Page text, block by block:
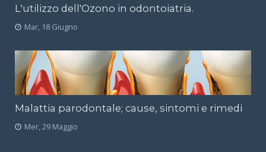
L'utilizzo dell'Ozono in odontoiatria.
Mar, 18 Giugno
Malattia parodontale; cause, sintomi e rimedi
Mer, 29 Maggio